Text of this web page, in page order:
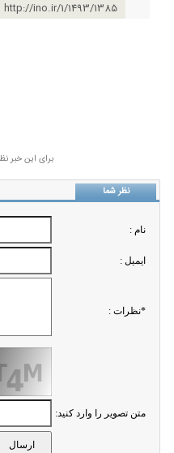
http://ino.ir/1/1493/1385
برای این خبر
نظر شما
نام :
ايميل :
*نظرات :
متن تصویر را وارد کنید: